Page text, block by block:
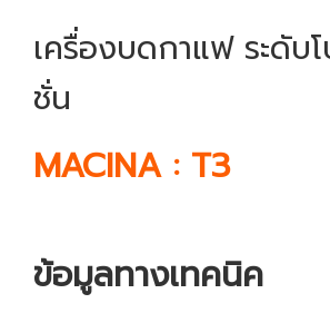
เครื่องบดกาแฟ ระดับ
ชั่น
MACINA : T3
ข้อมูลทางเทคนิค